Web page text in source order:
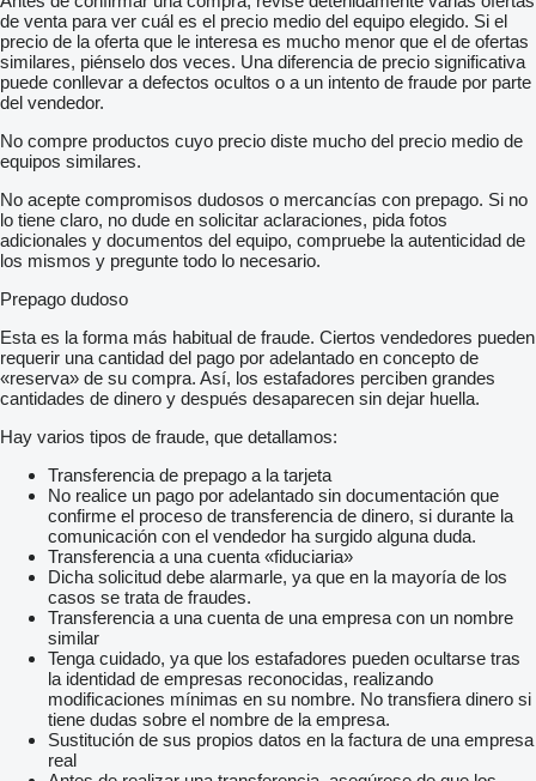
de venta para ver cuál es el precio medio del equipo elegido. Si el
precio de la oferta que le interesa es mucho menor que el de ofertas
similares, piénselo dos veces. Una diferencia de precio significativa
puede conllevar a defectos ocultos o a un intento de fraude por parte
del vendedor.
No compre productos cuyo precio diste mucho del precio medio de
equipos similares.
No acepte compromisos dudosos o mercancías con prepago. Si no
lo tiene claro, no dude en solicitar aclaraciones, pida fotos
adicionales y documentos del equipo, compruebe la autenticidad de
los mismos y pregunte todo lo necesario.
Prepago dudoso
Esta es la forma más habitual de fraude. Ciertos vendedores pueden
requerir una cantidad del pago por adelantado en concepto de
«reserva» de su compra. Así, los estafadores perciben grandes
cantidades de dinero y después desaparecen sin dejar huella.
Hay varios tipos de fraude, que detallamos:
Transferencia de prepago a la tarjeta
No realice un pago por adelantado sin documentación que
confirme el proceso de transferencia de dinero, si durante la
comunicación con el vendedor ha surgido alguna duda.
Transferencia a una cuenta «fiduciaria»
Dicha solicitud debe alarmarle, ya que en la mayoría de los
casos se trata de fraudes.
Transferencia a una cuenta de una empresa con un nombre
similar
Tenga cuidado, ya que los estafadores pueden ocultarse tras
la identidad de empresas reconocidas, realizando
modificaciones mínimas en su nombre. No transfiera dinero si
tiene dudas sobre el nombre de la empresa.
Sustitución de sus propios datos en la factura de una empresa
real